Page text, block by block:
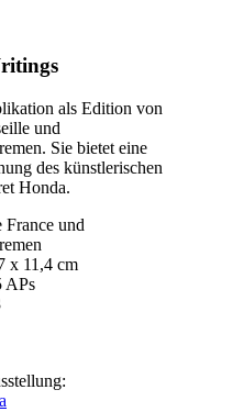
als Edition von
und
Sie bietet eine
des künstlerischen
Honda.
France und
x 11,4 cm
APs